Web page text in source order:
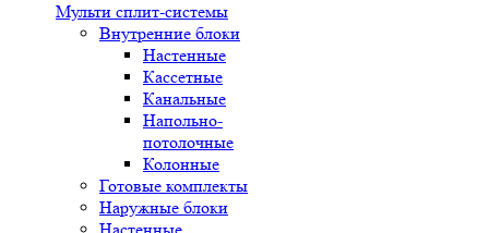
Мульти сплит-системы
Внутренние блоки
Настенные
Кассетные
Канальные
Напольно-
потолочные
Колонные
Готовые комплекты
Наружные блоки